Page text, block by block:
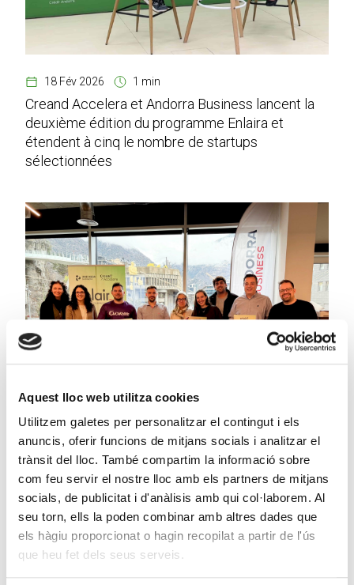
Aquest lloc web utilitza cookies
Utilitzem galetes per personalitzar el contingut i els
anuncis, oferir funcions de mitjans socials i analitzar el
trànsit del lloc. També compartim la informació sobre
com feu servir el nostre lloc amb els partners de mitjans
socials, de publicitat i d'anàlisis amb qui col·laborem. Al
seu torn, ells la poden combinar amb altres dades que
els hàgiu proporcionat o hagin recopilat a partir de l'ús
que heu fet dels seus serveis.
18 Fév 2026 1 min
Creand Accelera et Andorra Business lancent la
deuxième édition du programme Enlaira et
étendent à cinq le nombre de startups
sélectionnées
02 Fév 2026 2 min
Le programme Enlaira de Creand Accelera et
Andorra Business pour les entreprises
émergentes du pays clôture sa première édition